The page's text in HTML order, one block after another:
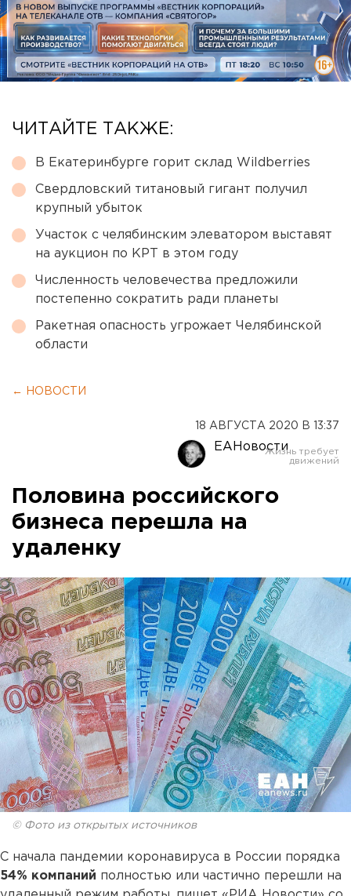
ЧИТАЙТЕ ТАКЖЕ:
В Екатеринбурге горит склад Wildberries
Свердловский титановый гигант получил
крупный убыток
Участок с челябинским элеватором выставят
на аукцион по КРТ в этом году
Численность человечества предложили
постепенно сократить ради планеты
Ракетная опасность угрожает Челябинской
области
← НОВОСТИ
18 АВГУСТА 2020 В 13:37
ЕАНовости
Половина российского
бизнеса перешла на
удаленку
© Фото из открытых источников
С начала пандемии коронавируса в России порядка
54% компаний полностью или частично перешли на